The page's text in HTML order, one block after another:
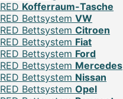
Kofferraum-Tasche
Bettsystem VW
Bettsystem Citroen
Bettsystem Fiat
Bettsystem Ford
Bettsystem Mercedes
Bettsystem Nissan
Bettsystem Opel